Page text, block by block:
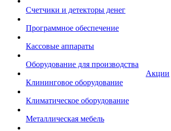
Счетчики и детекторы денег
Программное обеспечение
Кассовые аппараты
Оборудование для производства
Клининговое оборудование
Климатическое оборудование
Металлическая мебель
Акции